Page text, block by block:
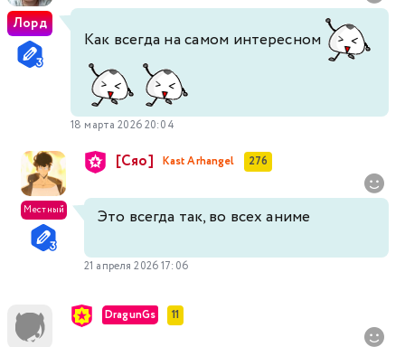
Лорд
Как всегда на самом интересном
18 марта 2026 20:04
Местный
[Сяо] Kast Arhangel 276
Это всегда так, во всех аниме
21 апреля 2026 17:06
DragunGs 11